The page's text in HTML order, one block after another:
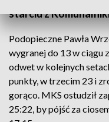
starciu z
Podopieczne Pawła
wygranej do 13 w ciągu
odwet w kolejnych
punkty, w trzecim 23 i
gorąco. MKS ostudził
25:22, by pójść za